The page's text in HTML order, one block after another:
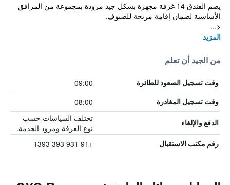
يضم الفندق 14 غرفة مجهزة بشكل جيد مزودة بمجموعة من المرافق
الأساسية لضمان إقامة مريحة للضيوف.
<...
المزيد
من الجيد أن تعلم
وقت تسجيل الصعود للطائرة 09:00
وقت تسجيل المغادرة 08:00
الدفع والإلغاء
تختلف السياسات حسب
نوع الغرفة ومزود الخدمة.
رقم مكتب الاستقبال +91 931 393 1393